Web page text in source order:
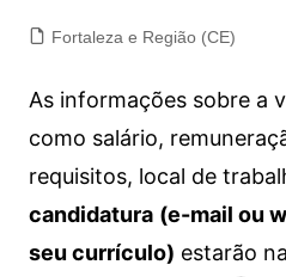
Fortaleza e Região (CE)
As informações sobre a
como salário,
requisitos, local de
candidatura (e-mail ou
seu currículo) estarão